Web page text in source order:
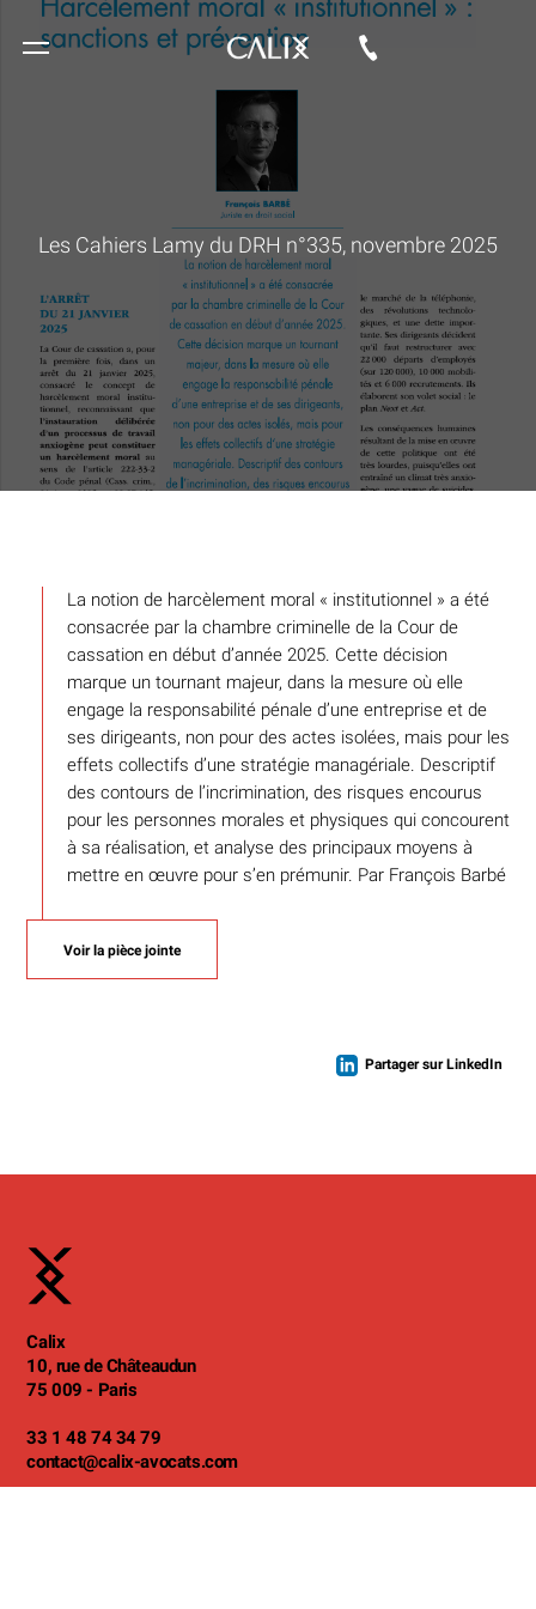
Les Cahiers Lamy du DRH n°335, novembre 2025
La notion de harcèlement moral « institutionnel » a été
consacrée par la chambre criminelle de la Cour de
cassation en début d’année 2025. Cette décision
marque un tournant majeur, dans la mesure où elle
engage la responsabilité pénale d’une entreprise et de
ses dirigeants, non pour des actes isolées, mais pour les
effets collectifs d’une stratégie managériale. Descriptif
des contours de l’incrimination, des risques encourus
pour les personnes morales et physiques qui concourent
à sa réalisation, et analyse des principaux moyens à
mettre en œuvre pour s’en prémunir. Par François Barbé
Voir la pièce jointe
Partager sur LinkedIn
Calix
10, rue de Châteaudun
75 009 - Paris
33 1 48 74 34 79
contact@calix-avocats.com